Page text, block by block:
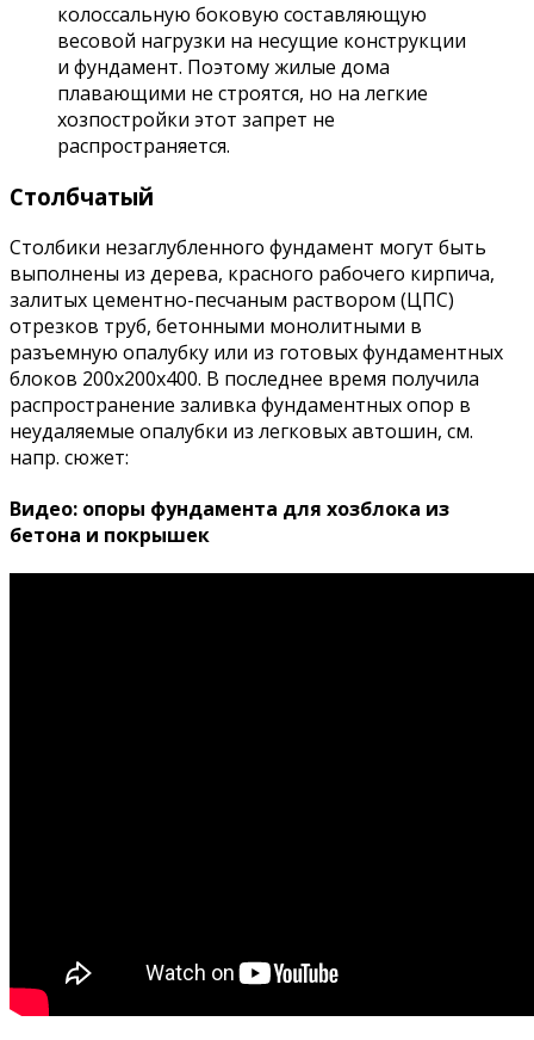
колоссальную боковую составляющую
весовой нагрузки на несущие конструкции
и фундамент. Поэтому жилые дома
плавающими не строятся, но на легкие
хозпостройки этот запрет не
распространяется.
Столбчатый
Столбики незаглубленного фундамент могут быть
выполнены из дерева, красного рабочего кирпича,
залитых цементно-песчаным раствором (ЦПС)
отрезков труб, бетонными монолитными в
разъемную опалубку или из готовых фундаментных
блоков 200х200х400. В последнее время получила
распространение заливка фундаментных опор в
неудаляемые опалубки из легковых автошин, см.
напр. сюжет:
Видео: опоры фундамента для хозблока из
бетона и покрышек